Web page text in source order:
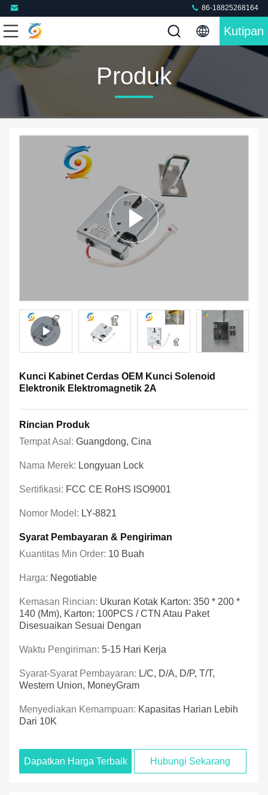
86-18825268164
Kutipan
Produk
Kunci Kabinet Cerdas OEM Kunci Solenoid
Elektronik Elektromagnetik 2A
Rincian Produk
Tempat Asal: Guangdong, Cina
Nama Merek: Longyuan Lock
Sertifikasi: FCC CE RoHS ISO9001
Nomor Model: LY-8821
Syarat Pembayaran & Pengiriman
Kuantitas Min Order: 10 Buah
Harga: Negotiable
Kemasan Rincian: Ukuran Kotak Karton: 350 * 200 *
140 (mm), Karton: 100PCS / CTN Atau Paket
Disesuaikan Sesuai Dengan
Waktu Pengiriman: 5-15 Hari Kerja
Syarat-Syarat Pembayaran: L/C, D/A, D/P, T/T,
Western Union, MoneyGram
Menyediakan Kemampuan: Kapasitas Harian Lebih
Dari 10K
Dapatkan Harga Terbaik Hubungi Sekarang